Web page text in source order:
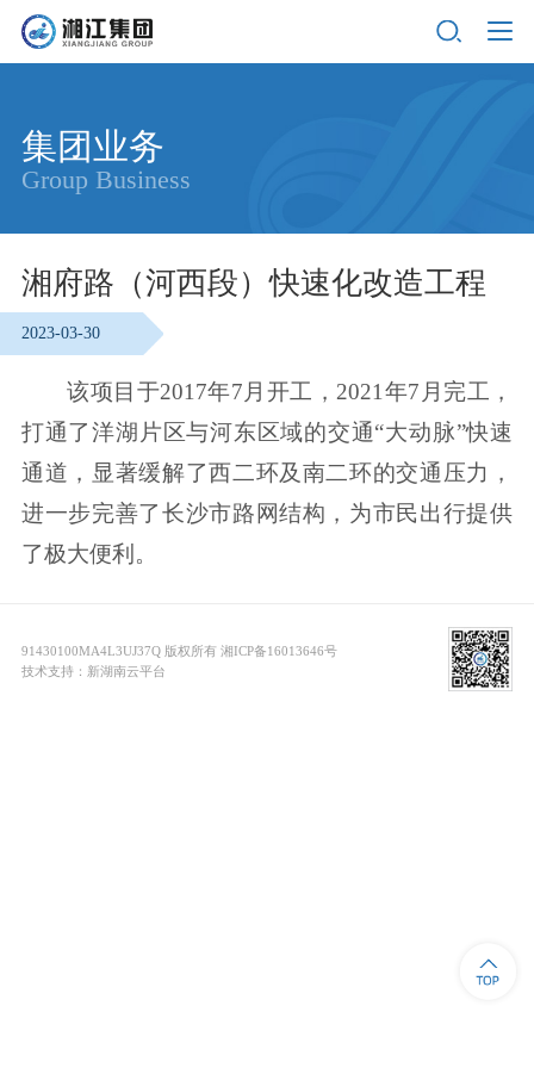
集团业务
Group Business
湘府路（河西段）快速化改造工程
2023-03-30
该项目于2017年7月开工，2021年7月完工，
打通了洋湖片区与河东区域的交通“大动脉”快速
通道，显著缓解了西二环及南二环的交通压力，
进一步完善了长沙市路网结构，为市民出行提供
了极大便利。
91430100MA4L3UJ37Q 版权所有 湘ICP备16013646号
技术支持：新湖南云平台